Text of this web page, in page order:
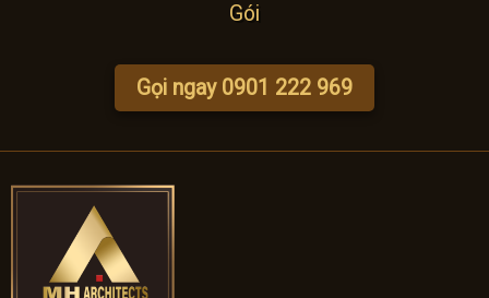
Gói
Gọi ngay 0901 222 969